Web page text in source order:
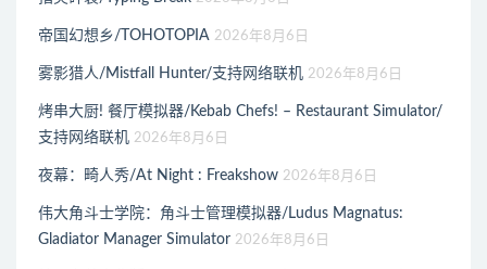
帝国幻想乡/TOHOTOPIA 2026年8月6日
雾影猎人/Mistfall Hunter/支持网络联机 2026年8月6日
烤串大厨! 餐厅模拟器/Kebab Chefs! – Restaurant Simulator/
支持网络联机 2026年8月6日
夜幕：畸人秀/At Night : Freakshow 2026年8月6日
伟大角斗士学院：角斗士管理模拟器/Ludus Magnatus:
Gladiator Manager Simulator 2026年8月6日